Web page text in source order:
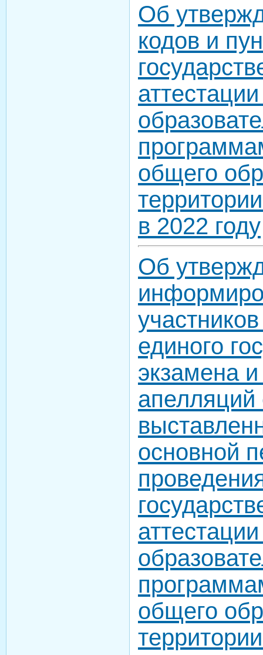
Об
кодов и
общего
в 2022 году
Об
единого
экзамена
апелляций
основной
общего